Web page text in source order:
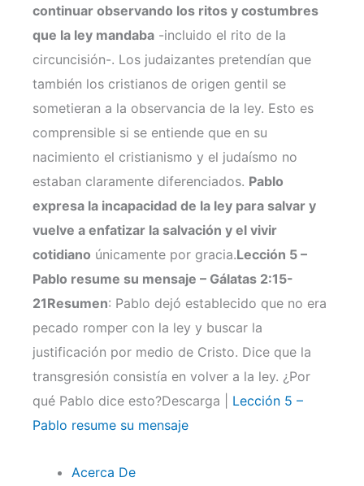
continuar observando los ritos y costumbres
que la ley mandaba -incluido el rito de la
circuncisión-. Los judaizantes pretendían que
también los cristianos de origen gentil se
sometieran a la observancia de la ley. Esto es
comprensible si se entiende que en su
nacimiento el cristianismo y el judaísmo no
estaban claramente diferenciados. Pablo
expresa la incapacidad de la ley para salvar y
vuelve a enfatizar la salvación y el vivir
cotidiano únicamente por gracia.Lección 5 –
Pablo resume su mensaje – Gálatas 2:15-
21Resumen: Pablo dejó establecido que no era
pecado romper con la ley y buscar la
justificación por medio de Cristo. Dice que la
transgresión consistía en volver a la ley. ¿Por
qué Pablo dice esto?Descarga | Lección 5 –
Pablo resume su mensaje
Acerca De